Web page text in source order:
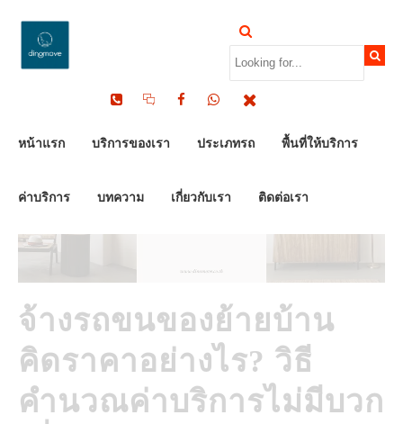
หน้าแรก บริการของเรา ประเภทรถ พื้นที่ให้บริการ
ค่าบริการ บทความ เกี่ยวกับเรา ติดต่อเรา
จ้างรถขนของย้ายบ้าน
คิดราคาอย่างไร? วิธี
คำนวณค่าบริการไม่มีบวก